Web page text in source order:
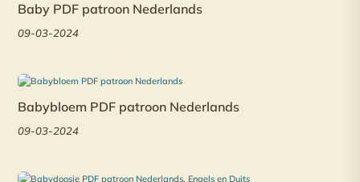
Baby PDF patroon Nederlands
09-03-2024
Babybloem PDF patroon Nederlands
09-03-2024